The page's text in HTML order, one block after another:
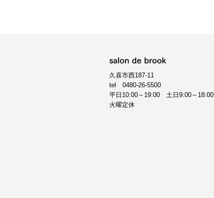
salon de brook
久喜市西187-11
tel 0480-26-5500
平日10:00～19:00 土日9:00～18:00
火曜定休